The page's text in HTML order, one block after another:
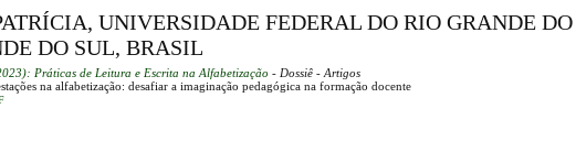
UNIVERSIDADE FEDERAL DO RIO GRANDE DO
DO SUL, BRASIL
Práticas de Leitura e Escrita na Alfabetização - Dossiê - Artigos
na alfabetização: desafiar a imaginação pedagógica na formação docente